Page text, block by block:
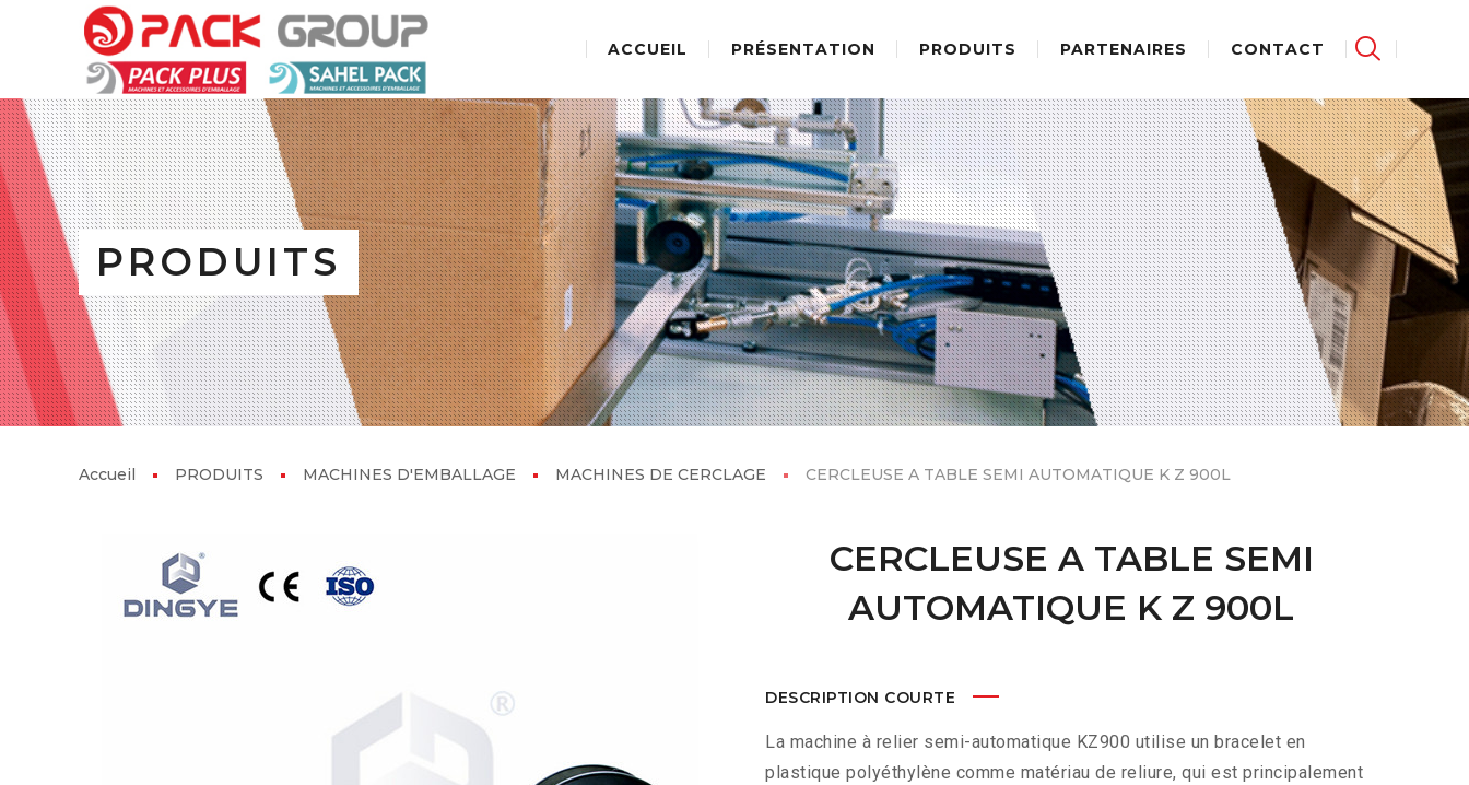
ACCUEIL PRÉSENTATION PRODUITS PARTENAIRES CONTACT
PRODUITS
Accueil PRODUITS MACHINES D'EMBALLAGE MACHINES DE CERCLAGE CERCLEUSE A TABLE SEMI AUTOMATIQUE K Z 900L
CERCLEUSE A TABLE SEMI
AUTOMATIQUE K Z 900L
DESCRIPTION COURTE
La machine à relier semi-automatique KZ900 utilise un bracelet en
plastique polyéthylène comme matériau de reliure, qui est principalement